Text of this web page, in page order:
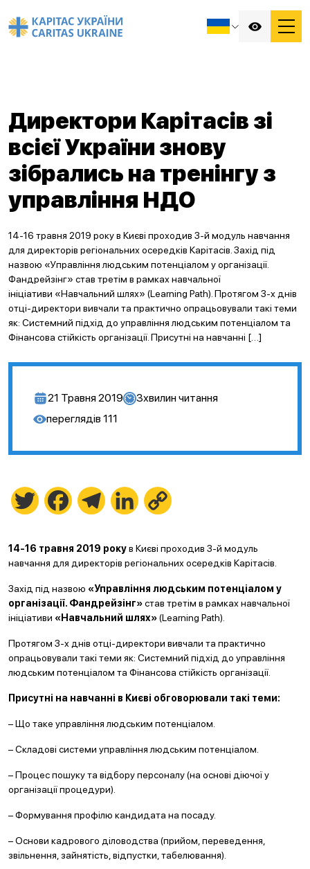
Директори Карітасів зі
всієї України знову
зібрались на тренінгу з
управління НДО
14-16 травня 2019 року в Києві проходив 3-й модуль навчання
для директорів регіональних осередків Карітасів. Захід під
назвою «Управління людським потенціалом у організації.
Фандрейзінг» став третім в рамках навчальної
ініціативи «Навчальний шлях» (Learning Path). Протягом 3-х днів
отці-директори вивчали та практично опрацьовували такі теми
як: Системний підхід до управління людським потенціалом та
Фінансова стійкість організації. Присутні на навчанні […]
21 Травня 2019 3хвилин читання
переглядів 111
Twitter FacebookTelegramLinkedIn
14-16 травня 2019 рокув Києві проходив 3-й модуль
навчання для директорів регіональних осередків Карітасів.
Захід під назвою «Управління людським потенціалом у
організації. Фандрейзінг»став третім в рамках навчальної
ініціативи «Навчальний шлях»(Learning Path).
Протягом 3-х днів отці-директори вивчали та практично
опрацьовували такі теми як: Системний підхід до управління
людським потенціалом та Фінансова стійкість організації.
Присутні на навчанні в Києві обговорювали такі теми:
– Що таке управління людським потенціалом.
– Складові системи управління людським потенціалом.
– Процес пошуку та відбору персоналу (на основі діючої у
організації процедури).
– Формування профілю кандидата на посаду.
– Основи кадрового діловодства (прийом, переведення,
звільнення, зайнятість, відпустки, табелювання).